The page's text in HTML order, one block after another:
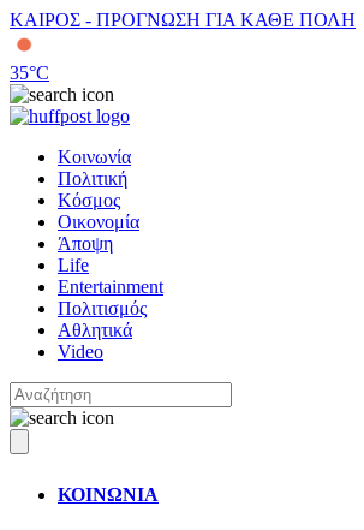
ΚΑΙΡΟΣ - ΠΡΟΓΝΩΣΗ ΓΙΑ ΚΑΘΕ ΠΟΛΗ
35°C
Κοινωνία
Πολιτική
Κόσμος
Οικονομία
Άποψη
Life
Entertainment
Πολιτισμός
Αθλητικά
Video
ΚΟΙΝΩΝΙΑ